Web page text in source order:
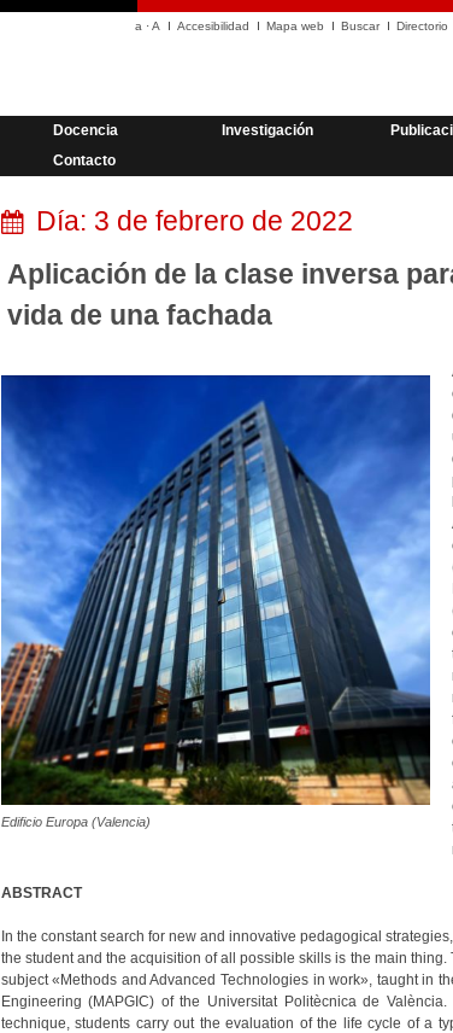
a ·A Accesibilidad Mapa web Buscar Directorio
Docencia Investigación
Contacto
Día: 3 de febrero de 2022
Aplicación de la clase inversa
vida de una fachada
Edificio Europa (Valencia)
ABSTRACT
In the constant search for new and innovative pedagogical
the student and the acquisition of all possible skills is the main
subject «Methods and Advanced Technologies in work», taught in
Engineering (MAPGIC) of the Universitat Politècnica de
technique, students carry out the evaluation of the life cycle of a